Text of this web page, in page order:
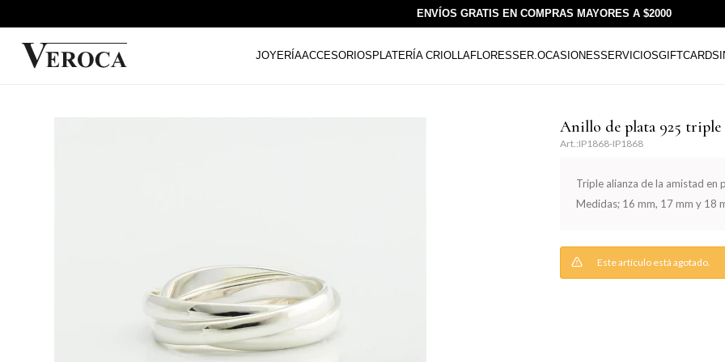
ENVÍOS GRATIS EN COMPRAS MAYORES A $2000
JOYERÍAACCESORIOS PLATERÍA CRIOLLAFLORESSER.OCASIONESSERVICIOSGIFTCARDS
Anillo de plata 925 triple
IP1868-IP1868
Triple alianza de la amistad en
Medidas; 16 mm, 17 mm y 18
Este artículo está agotado.